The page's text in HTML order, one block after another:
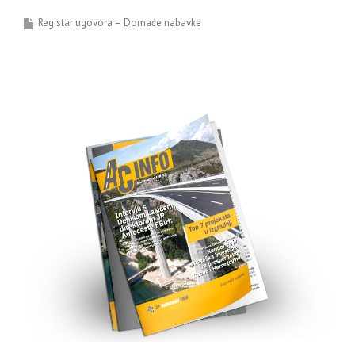
Registar ugovora – Domaće nabavke